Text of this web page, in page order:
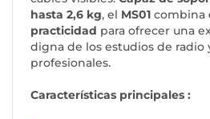
hasta 2,6 kg, el MS01 combina
practicidad para ofrecer una
digna de los estudios de radio
profesionales.
Características principales :